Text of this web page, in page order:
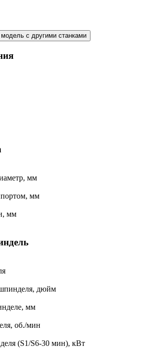
с другими станками
мм
мм
мм
дюйм
мм
об./мин
(S1/S6-30 мин), кВт